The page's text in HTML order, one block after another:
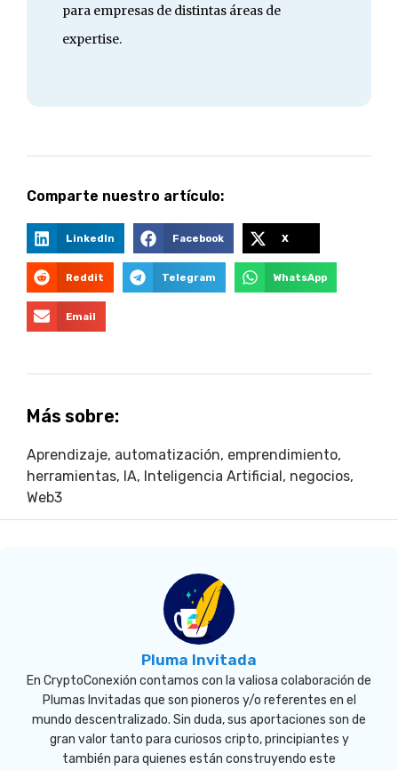
para empresas de distintas áreas de
expertise.
Comparte nuestro artículo:
LinkedIn Facebook X
Reddit Telegram WhatsApp
Email
Más sobre:
Aprendizaje, automatización, emprendimiento,
herramientas, IA, Inteligencia Artificial , negocios,
Web3
Pluma Invitada
En CryptoConexión contamos con la valiosa colaboración de
Plumas Invitadas que son pioneros y/o referentes en el
mundo descentralizado. Sin duda, sus aportaciones son de
gran valor tanto para curiosos cripto, principiantes y
también para quienes están construyendo este